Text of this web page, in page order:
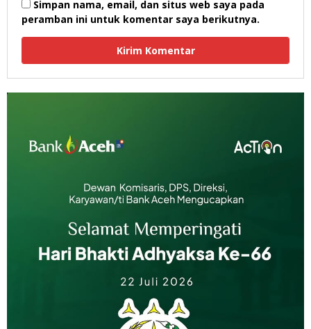
Simpan nama, email, dan situs web saya pada
peramban ini untuk komentar saya berikutnya.